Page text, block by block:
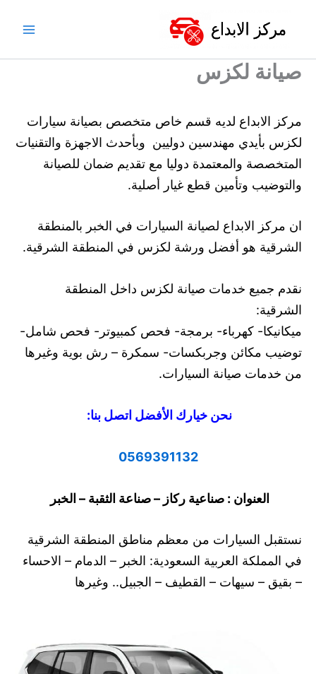
صيانة لكزس
مركز الابداع لديه قسم خاص متخصص بصيانة سيارات
لكزس بأيدي مهندسين دوليين وبأحدث الاجهزة والتقنيات
المتخصصة والمعتمدة دوليا مع تقديم ضمان للصيانة
والتوضيب وتأمين قطع غيار أصلية.
ان مركز الابداع لصيانة السيارات في الخبر بالمنطقة
الشرقية هو أفضل ورشة لكزس في المنطقة الشرقية.
نقدم جميع خدمات صيانة لكزس داخل المنطقة
الشرقية:
ميكانيكا- كهرباء- برمجة- فحص كمبيوتر- فحص شامل-
توضيب مكائن وجربكسات- سمكرة – رش بوية وغيرها
من خدمات صيانة السيارات.
نحن خيارك الأفضل اتصل بنا:
0569391132
العنوان : صناعية ركاز – صناعة الثقبة – الخبر
نستقبل السيارات من معظم مناطق المنطقة الشرقية
في المملكة العربية السعودية: الخبر – الدمام – الاحساء
– بقيق – سيهات – القطيف – الجبيل.. وغيرها